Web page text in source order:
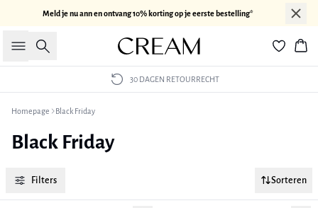
Meld je nu ann en ontvang 10% korting op je eerste bestelling*
Zoeken
30 DAGEN RETOURRECHT
Homepage Black Friday
Black Friday
Filters Sorteren